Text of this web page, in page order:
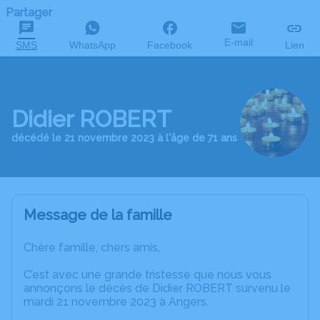
Partager
SMS WhatsApp Facebook E-mail Lien
Didier ROBERT
décédé le 21 novembre 2023 à l'âge de 71 ans
Message de la famille
Chère famille, chers amis,
C’est avec une grande tristesse que nous vous
annonçons le décès de Didier ROBERT survenu le
mardi 21 novembre 2023 à Angers.